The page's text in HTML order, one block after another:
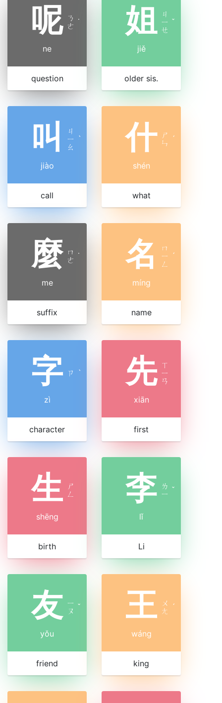
呢 ㄋ
ㄜ ˙
ne
question
姐 ㄐ
ㄧ
ㄝ
ˇ
jiě
older sis.
叫
ㄐ
ㄧ
ㄠ
ˋ
jiào
call
什 ㄕ
ㄣ ˊ
shén
what
麼 ㄇ
ㄜ ˙
me
suffix
名
ㄇ
ㄧ
ㄥ
ˊ
míng
name
字 ㄗ ˋ
zì
character
先 ㄒ
ㄧ
ㄢ
xiān
first
生 ㄕ
ㄥ
shēng
birth
李 ㄌ
ㄧ ˇ
lǐ
Li
友 ㄧ
ㄡ ˇ
yǒu
friend
王 ㄨ
ㄤ ˊ
wáng
king